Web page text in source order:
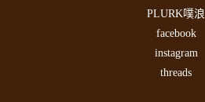
PLURK噗浪
facebook
instagram
threads